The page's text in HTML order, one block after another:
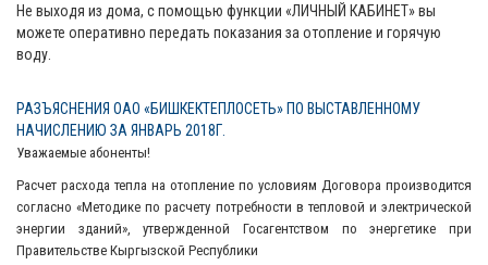
Не выходя из дома, с помощью функции «ЛИЧНЫЙ КАБИНЕТ» вы
можете оперативно передать показания за отопление и горячую
воду.
РАЗЪЯСНЕНИЯ ОАО «БИШКЕКТЕПЛОСЕТЬ» ПО ВЫСТАВЛЕННОМУ
НАЧИСЛЕНИЮ ЗА ЯНВАРЬ 2018Г.
Уважаемые абоненты!
Расчет расхода тепла на отопление по условиям Договора производится
согласно «Методике по расчету потребности в тепловой и электрической
энергии зданий», утвержденной Госагентством по энергетике при
Правительстве Кыргызской Республики